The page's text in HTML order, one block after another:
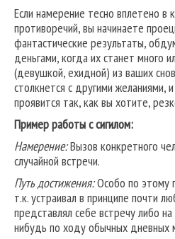
Если намерение тесно вплетено в
противоречий, вы начинаете
фантастические результаты,
деньгами, когда их станет много
(девушкой, ехидной) из ваших
столкнется с другими желаниями,
проявится так, как вы хотите,
Пример работы с сигилом:
Намерение:Вызов конкретного
случайной встречи.
Путь достижения:Особо по этому
т.к. устраивал в принципе почти
представлял себе встречу либо
нибудь по ходу обычных дневных